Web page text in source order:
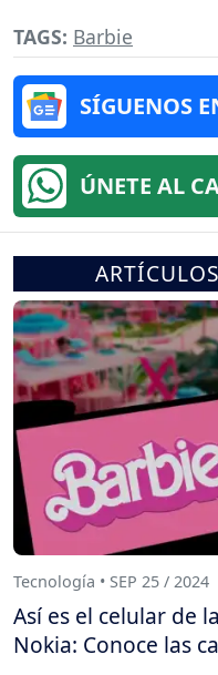
TAGS: Barbie
SÍGUENOS
ÚNETE AL
Tecnología • SEP 25 / 2024
Así es el celular de
Nokia: Conoce las